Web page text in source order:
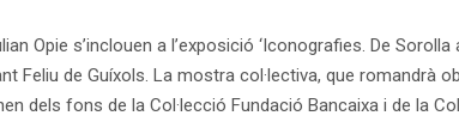
Opie s’inclouen a l’exposició ‘Iconografies. De
Feliu de Guíxols. La mostra col·lectiva, que
dels fons de la Col·lecció Fundació Bancaixa i de la